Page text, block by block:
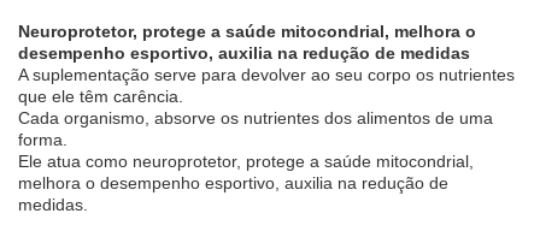
Neuroprotetor, protege a saúde mitocondrial, melhora o
desempenho esportivo, auxilia na redução de medidas
A suplementação serve para devolver ao seu corpo os nutrientes
que ele têm carência.
Cada organismo, absorve os nutrientes dos alimentos de uma
forma.
Ele atua como neuroprotetor, protege a saúde mitocondrial,
melhora o desempenho esportivo, auxilia na redução de
medidas.